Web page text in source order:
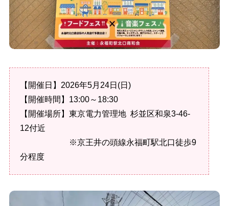
【開催日】2026年5月24日(日)
【開催時間】13:00～18:30
【開催場所】東京電力管理地 杉並区和泉3-46-
12付近
※京王井の頭線永福町駅北口徒歩9
分程度